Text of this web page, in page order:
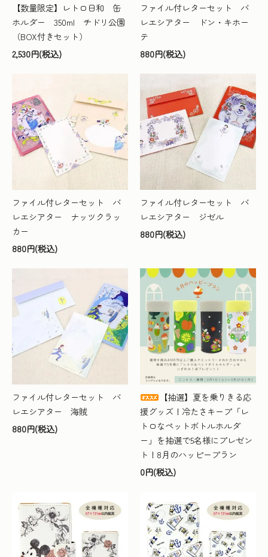
【数量限定】レトロ日和 缶
ホルダー 350ml チドリ公園
（BOX付きセット）
2,530円(税込)
ファイル付レターセット バ
レエシアター ドン・キホー
テ
880円(税込)
ファイル付レターセット バ
レエシアター ナッツクラッ
カー
880円(税込)
ファイル付レターセット バ
レエシアター ジゼル
880円(税込)
ファイル付レターセット バ
レエシアター 海賊
880円(税込)
【抽選】夏を乗りきる応
援グッズ！冷たさキープ「レ
トロなペットボトルホルダ
ー」を抽選で5名様にプレゼン
ト！8月のハッピープラン
0円(税込)